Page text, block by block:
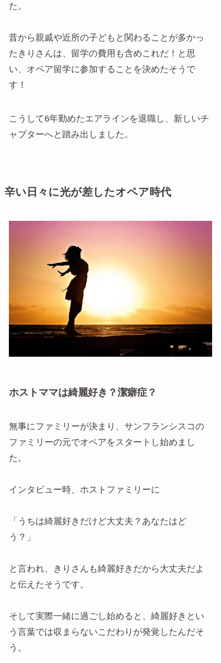
た。
昔から親戚や近所の子どもと関わることが多かっ
たきりさんは、留学の費用も含めこれだ！と思
い、オペア留学に参加することを決めたそうで
す！
こうして6年勤めたエアラインを退職し、新しいチ
ャプターへと踏み出しました。
辛い日々に光が差したオペア時代
ホストママは綺麗好き？潔癖症？
無事にファミリーが決まり、サンフランシスコの
ファミリーの元でオペアをスタートし始めまし
た。
インタビュー時、ホストファミリーに
「うちは綺麗好きだけど大丈夫？あなたはど
う？」
と言われ、きりさんも綺麗好きだから大丈夫だよ
と伝えたそうです。
そして実際一緒に過ごし始めると、綺麗好きとい
う言葉では収まらないこだわりが発覚したんだそ
う。